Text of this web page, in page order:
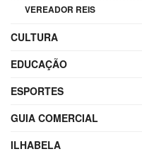
VEREADOR REIS
CULTURA
EDUCAÇÃO
ESPORTES
GUIA COMERCIAL
ILHABELA